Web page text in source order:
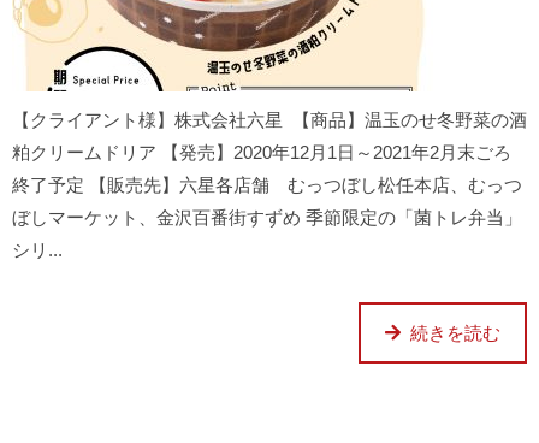
【クライアント様】株式会社六星 【商品】温玉のせ冬野菜の酒
粕クリームドリア 【発売】2020年12月1日～2021年2月末ごろ
終了予定 【販売先】六星各店舗 むっつぼし松任本店、むっつ
ぼしマーケット、金沢百番街すずめ 季節限定の「菌トレ弁当」
シリ...
続きを読む